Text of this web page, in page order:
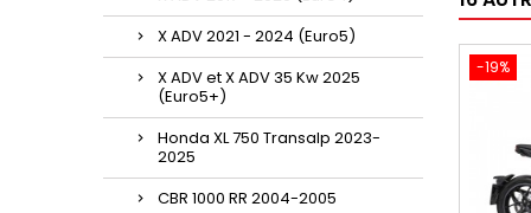
X ADV 2021 - 2024 (Euro5)
X ADV et X ADV 35 Kw 2025
(Euro5+)
Honda XL 750 Transalp 2023-
2025
CBR 1000 RR 2004-2005
-19%